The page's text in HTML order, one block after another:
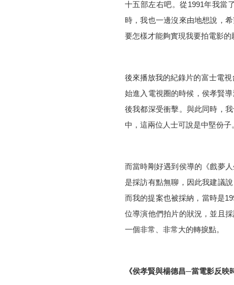
十五部左右吧。從1991年我當
時，我也一邊沒來由地想說，
要怎樣才能夠實現我要拍電影
後來播放我的紀錄片的富士電
始進入電視圈的時候，侯孝賢
後我都深受衝擊。與此同時，
中，這兩位人士可說是中堅份子
而當時剛好遇到侯導的《戲夢
是採訪有點無聊，因此我建議
而我的提案也被採納，當時是
位導演他們拍片的狀況，並且
一個非常、非常大的轉捩點。
《侯孝賢與楊德昌─當電影反映